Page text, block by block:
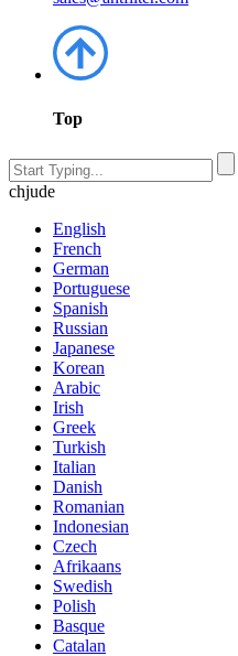
Top
chjude
English
French
German
Portuguese
Spanish
Russian
Japanese
Korean
Arabic
Irish
Greek
Turkish
Italian
Danish
Romanian
Indonesian
Czech
Afrikaans
Swedish
Polish
Basque
Catalan